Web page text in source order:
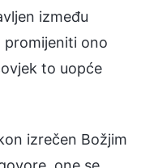
između
promijeniti ono
to uopće
izrečen Božjim